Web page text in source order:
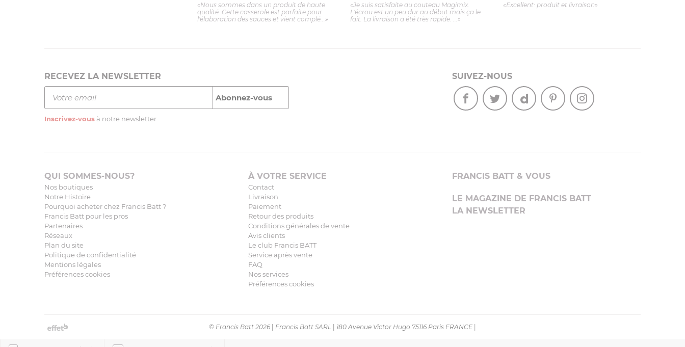
«Nous sommes dans un produit de haute
qualité. Cette casserole est parfaite pour
l'élaboration des sauces et vient complé...»
«Je suis satisfaite du couteau Magimix.
L'écrou est un peu dur au début mais ça le
fait. La livraison a été très rapide. ...»
«Excellent: produit et livraison»
RECEVEZ LA NEWSLETTER
Inscrivez-vous à notre newsletter
SUIVEZ-NOUS
QUI SOMMES-NOUS?
Nos boutiques
Notre Histoire
Pourquoi acheter chez Francis Batt ?
Francis Batt pour les pros
Partenaires
Réseaux
Plan du site
Politique de confidentialité
Mentions légales
Préférences cookies
À VOTRE SERVICE
Contact
Livraison
Paiement
Retour des produits
Conditions générales de vente
Avis clients
Le club Francis BATT
Service après vente
FAQ
Nos services
Préférences cookies
FRANCIS BATT & VOUS
LE MAGAZINE DE FRANCIS BATT
LA NEWSLETTER
© Francis Batt 2026 Francis Batt SARL 180 Avenue Victor Hugo 75116 Paris FRANCE